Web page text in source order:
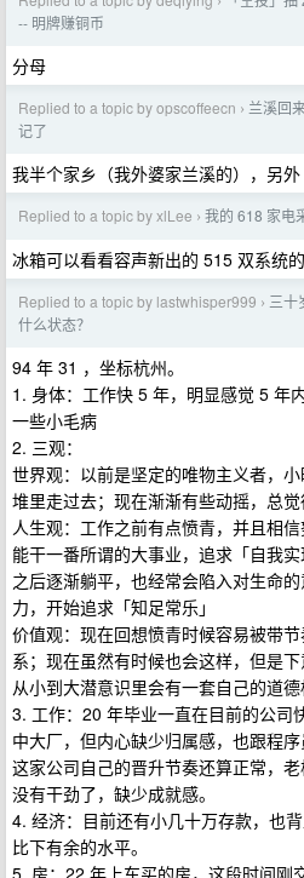
-- 明牌赚铜币
分母
Replied to a topic by opscoffeecn › 兰溪回
记了
我半个家乡（我外婆家兰溪的），另外
Replied to a topic by xlLee › 我的 618 家电
冰箱可以看看容声新出的 515 双系统
Replied to a topic by lastwhisper999 › 三十
什么状态？
94 年 31 ，坐标杭州。
1. 身体：工作快 5 年，明显感觉 5 年
一些小毛病
2. 三观：
世界观：以前是坚定的唯物主义者，
堆里走过去；现在渐渐有些动摇，总觉
人生观：工作之前有点愤青，并且相
能干一番所谓的大事业，追求「自我
之后逐渐躺平，也经常会陷入对生命
力，开始追求「知足常乐」
价值观：现在回想愤青时候容易被带
系；现在虽然有时候也会这样，但是下
从小到大潜意识里会有一套自己的道德
3. 工作：20 年毕业一直在目前的公司
中大厂，但内心缺少归属感，也跟程
这家公司自己的晋升节奏还算正常，
没有干劲了，缺少成就感。
4. 经济：目前还有小几十万存款，也
比下有余的水平。
5. 房：22 年上车买的房，这段时间刚